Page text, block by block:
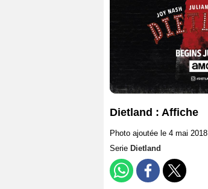
Dietland : Affiche
Photo ajoutée le 4 mai 2018
Serie Dietland